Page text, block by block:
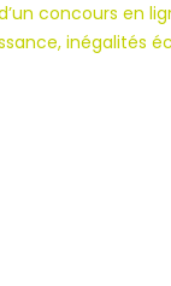
concours en
inégalités